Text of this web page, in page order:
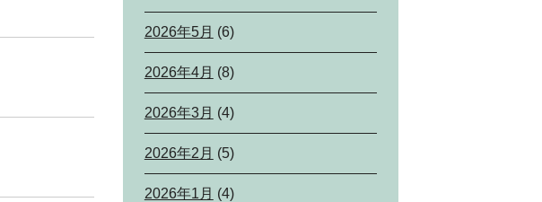
2026年5月 (6)
2026年4月 (8)
2026年3月 (4)
2026年2月 (5)
2026年1月 (4)